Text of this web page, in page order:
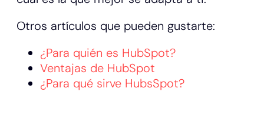
Otros artículos que pueden gustarte:
¿Para quién es HubSpot?
Ventajas de HubSpot
¿Para qué sirve HubsSpot?